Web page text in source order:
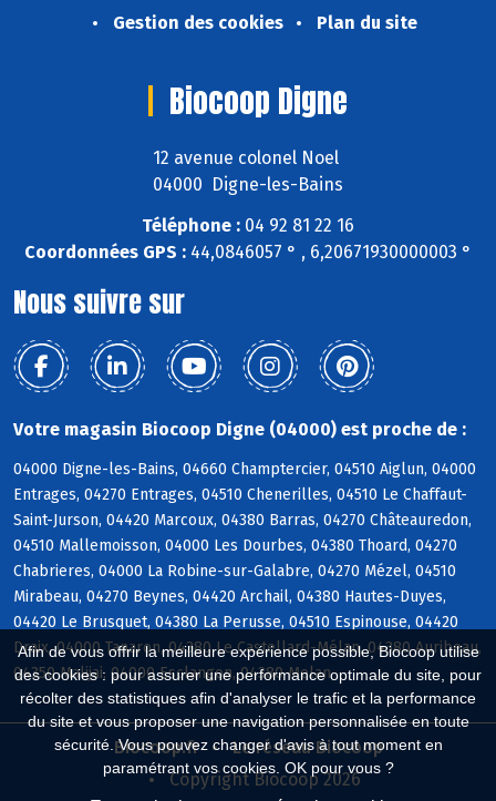
Afin de vous offrir la meilleure expérience possible, Biocoop utilise
des cookies : pour assurer une performance optimale du site, pour
récolter des statistiques afin d'analyser le trafic et la performance
du site et vous proposer une navigation personnalisée en toute
sécurité. Vous pouvez changer d'avis à tout moment en
paramétrant vos cookies. OK pour vous ?
Gestion des cookies
Plan du site
Biocoop Digne
12 avenue colonel Noel
04000 Digne-les-Bains
Téléphone : 04 92 81 22 16
Coordonnées GPS : 44,0846057 ° , 6,20671930000003 °
Nous suivre sur
Votre magasin Biocoop Digne (04000) est proche de :
04000 Digne-les-Bains, 04660 Champtercier, 04510 Aiglun, 04000
Entrages, 04270 Entrages, 04510 Chenerilles, 04510 Le Chaffaut-
Saint-Jurson, 04420 Marcoux, 04380 Barras, 04270 Châteauredon,
04510 Mallemoisson, 04000 Les Dourbes, 04380 Thoard, 04270
Chabrieres, 04000 La Robine-sur-Galabre, 04270 Mézel, 04510
Mirabeau, 04270 Beynes, 04420 Archail, 04380 Hautes-Duyes,
04420 Le Brusquet, 04380 La Perusse, 04510 Espinouse, 04420
Draix, 04000 Tanaron, 04380 Le Castellard-Mélan, 04380 Auribeau,
04350 Malijai, 04000 Esclangon, 04380 Melan
Biocoop.fr
Le réseau Biocoop
Copyright Biocoop 2026